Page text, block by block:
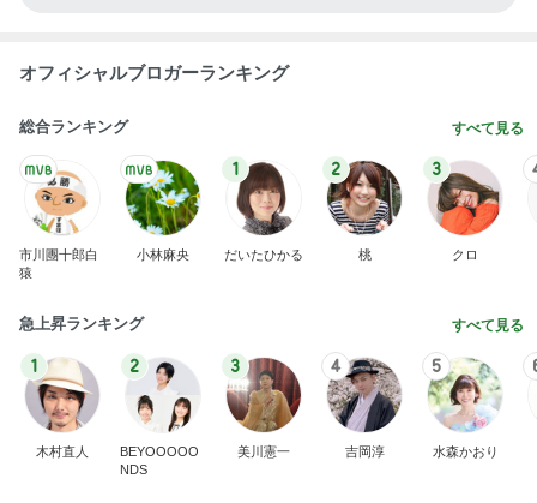
オフィシャルブロガーランキング
総合ランキング すべて見る
市川團十郎白
猿
小林麻央
1
だいたひかる
2
桃
3
クロ
急上昇ランキング すべて見る
1
木村直人
2
BEYOOOOO
NDS
3
美川憲一
4
吉岡淳
5
水森かおり